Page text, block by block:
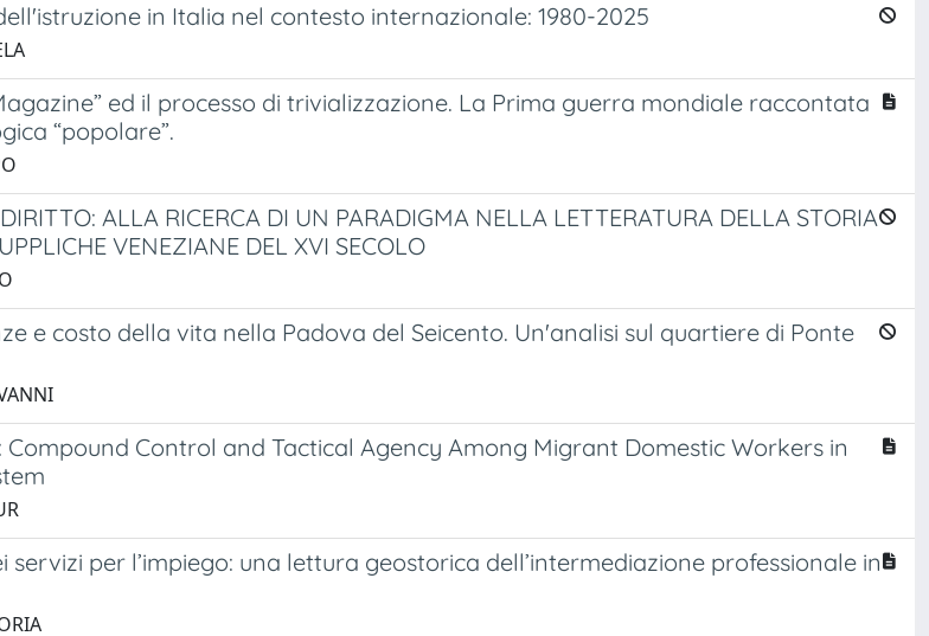
in Italia nel contesto internazionale: 1980-2025
ed il processo di trivializzazione. La Prima guerra mondiale raccontata
“popolare”.
ALLA RICERCA DI UN PARADIGMA NELLA LETTERATURA DELLA STORIA
VENEZIANE DEL XVI SECOLO
e costo della vita nella Padova del Seicento. Un'analisi sul quartiere di Ponte
Control and Tactical Agency Among Migrant Domestic Workers in
servizi per l’impiego: una lettura geostorica dell’intermediazione professionale in